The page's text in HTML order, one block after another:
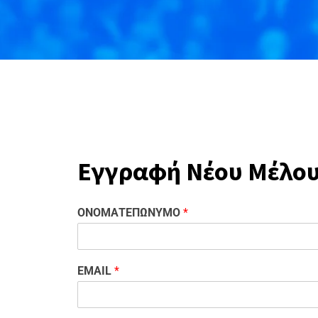
Εγγραφή Νέου
ΟΝΟΜΑΤΕΠΩΝΥΜΟ *
EMAIL *